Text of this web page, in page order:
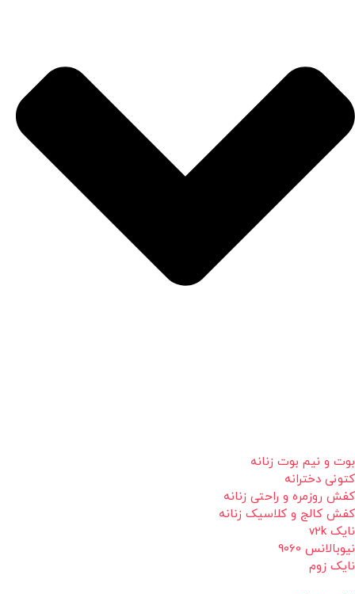
بوت و نیم بوت زنانه
کتونی دخترانه
کفش روزمره و راحتی زنانه
کفش کالج و کلاسیک زنانه
نایک v2k
نیوبالانس 9060
نایک زوم